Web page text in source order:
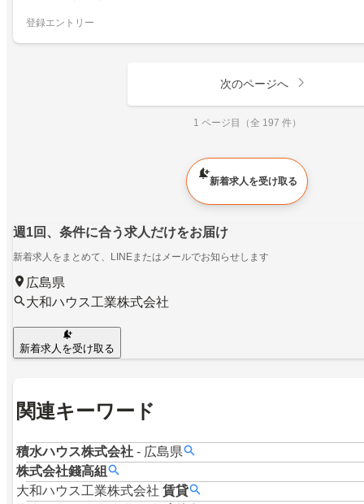
登録エントリー
次のページへ
1 ページ目（全 197 件）
新着求人を受け取る
週1回、条件に合う求人だけをお届け
新着求人をまとめて、LINEまたはメールでお知らせします
広島県
大和ハウス工業株式会社
新着求人を受け取る
関連キーワード
積水ハウス株式会社 - 広島県
株式会社錢高組
大和ハウス工業株式会社 賃貸